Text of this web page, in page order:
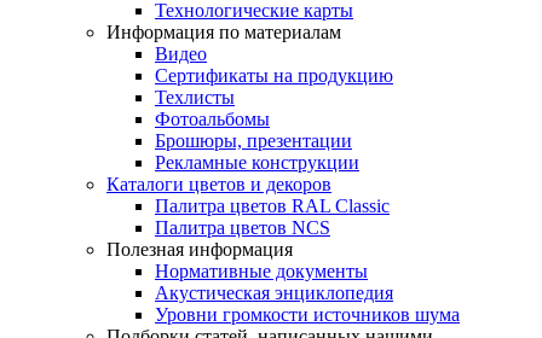
Технологические карты
Информация по материалам
Видео
Сертификаты на продукцию
Техлисты
Фотоальбомы
Брошюры, презентации
Рекламные конструкции
Каталоги цветов и декоров
Палитра цветов RAL Сlassic
Палитра цветов NCS
Полезная информация
Нормативные документы
Акустическая энциклопедия
Уровни громкости источников шума